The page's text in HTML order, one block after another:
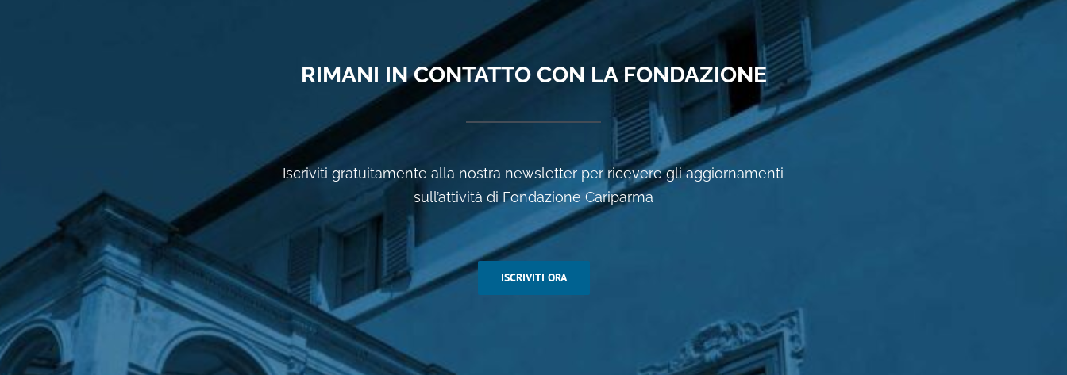
RIMANI IN CONTATTO CON LA FONDAZIONE
Iscriviti gratuitamente alla nostra newsletter per ricevere gli aggiornamenti
sull’attività di Fondazione Cariparma
ISCRIVITI ORA